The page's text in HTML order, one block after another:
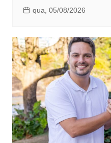
qua, 05/08/2026